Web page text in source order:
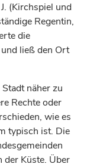
J. (Kirchspiel und
Regentin,
die
ließ den Ort
näher zu
Rechte oder
wie es
typisch ist. Die
der Küste. Über